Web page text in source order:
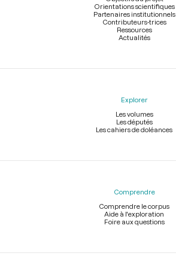
Orientations scientifiques
Partenaires institutionnels
Contributeurs-trices
Ressources
Actualités
Explorer
Les volumes
Les députés
Les cahiers de doléances
Comprendre
Comprendre le corpus
Aide à l'exploration
Foire aux questions